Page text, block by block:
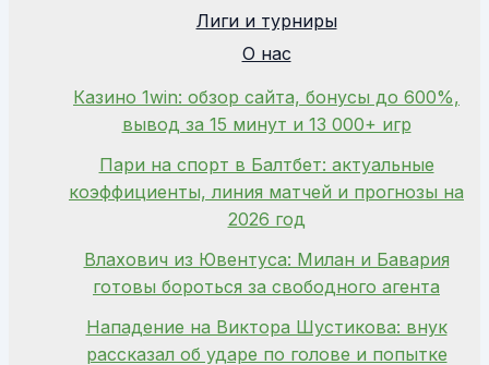
Лиги и турниры
О нас
Казино 1win: обзор сайта, бонусы до 600%,
вывод за 15 минут и 13 000+ игр
Пари на спорт в Балтбет: актуальные
коэффициенты, линия матчей и прогнозы на
2026 год
Влахович из Ювентуса: Милан и Бавария
готовы бороться за свободного агента
Нападение на Виктора Шустикова: внук
рассказал об ударе по голове и попытке